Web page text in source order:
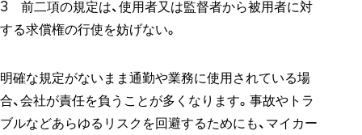
3 前二項の規定は、使用者又は監督者から被用者に対
する求償権の行使を妨げない。
明確な規定がないまま通勤や業務に使用されている場
合、会社が責任を負うことが多くなります。事故やトラ
ブルなどあらゆるリスクを回避するためにも、マイカー